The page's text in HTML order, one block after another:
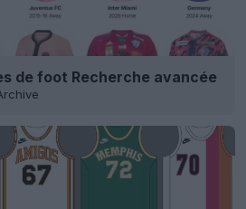
de foot Recherche avancée